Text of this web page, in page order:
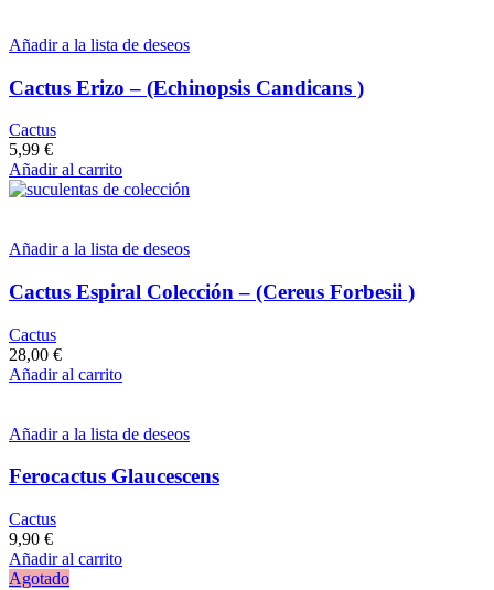
Añadir a la lista de deseos
Cactus Erizo – (Echinopsis Candicans )
Cactus
5,99 €
Añadir al carrito
Añadir a la lista de deseos
Cactus Espiral Colección – (Cereus Forbesii )
Cactus
28,00 €
Añadir al carrito
Añadir a la lista de deseos
Ferocactus Glaucescens
Cactus
9,90 €
Añadir al carrito
Agotado